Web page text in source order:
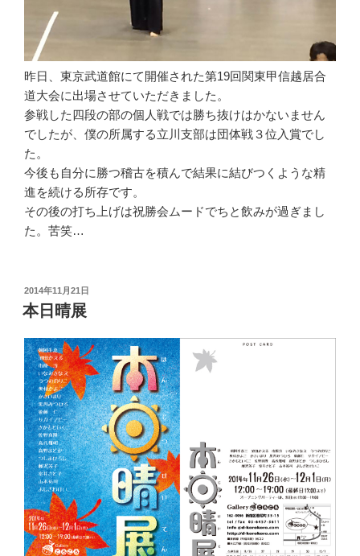
昨日、東京武道館にて開催された第19回関東甲信越居合
道大会に出場させていただきました。
参戦した四段の部の個人戦では勝ち抜けはかないません
でしたが、僕の所属する立川支部は団体戦３位入賞でし
た。
今後も自分に勝つ稽古を積んで結果に結びつくような精
進を続ける所存です。
その後の打ち上げは祝勝会ムードでちと飲みが過ぎまし
た。苦笑…
投
稿
日:
2014年11月21日
本日晴展